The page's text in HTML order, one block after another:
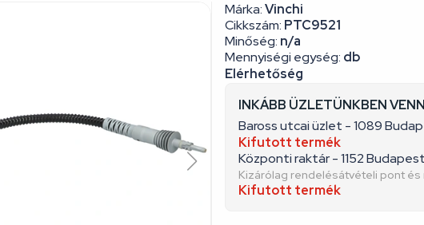
Márka:Vinchi
Cikkszám: PTC9521
Minőség: n/a
Mennyiségi egység: db
Elérhetőség
INKÁBB ÜZLETÜNKBEN
Baross utcai üzlet - 1089
Kifutott termék
Központi raktár - 1152
Kizárólag rendelésátvételi pont és
Kifutott termék